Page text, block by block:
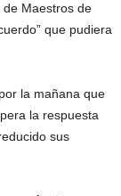
de Maestros de
que pudiera
la mañana que
la respuesta
sus